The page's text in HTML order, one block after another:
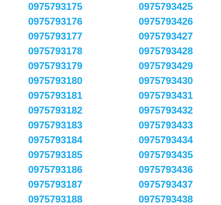
0975793175
0975793176
0975793177
0975793178
0975793179
0975793180
0975793181
0975793182
0975793183
0975793184
0975793185
0975793186
0975793187
0975793188
0975793425
0975793426
0975793427
0975793428
0975793429
0975793430
0975793431
0975793432
0975793433
0975793434
0975793435
0975793436
0975793437
0975793438